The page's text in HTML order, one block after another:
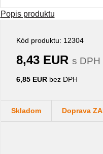
Popis produktu
Kód produktu: 12304
8,43 EUR s DPH
6,85 EURbez DPH
Skladom Doprava